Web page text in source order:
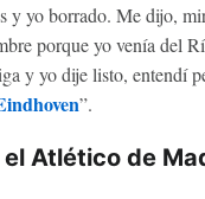
y yo borrado. Me dijo,
porque yo venía del
y yo dije listo, entendí
”.
el Atlético de